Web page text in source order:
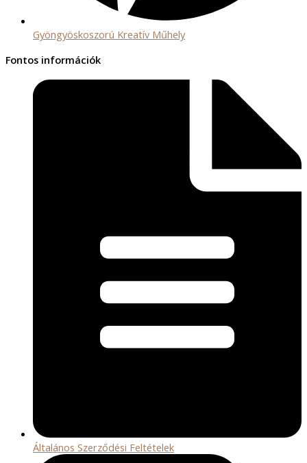
Gyöngyöskoszorú Kreatív Műhely
Fontos információk
Általános Szerződési Feltételek